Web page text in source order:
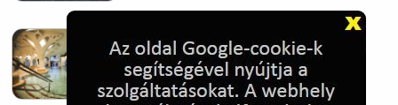
Hagymatikum | Makó fürdő
2022. Nov. 01.